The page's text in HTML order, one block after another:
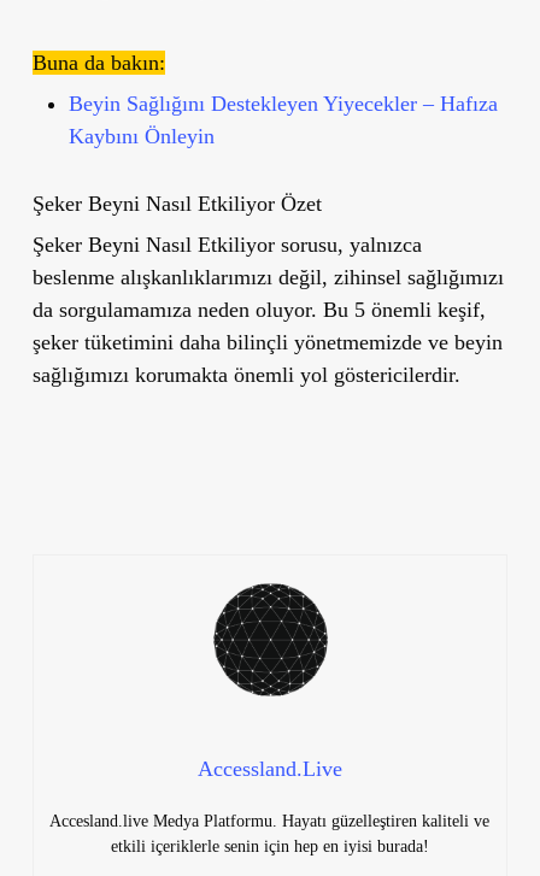
Buna da bakın:
Beyin Sağlığını Destekleyen Yiyecekler – Hafıza
Kaybını Önleyin
Şeker Beyni Nasıl Etkiliyor Özet
Şeker Beyni Nasıl Etkiliyor sorusu, yalnızca
beslenme alışkanlıklarımızı değil, zihinsel sağlığımızı
da sorgulamamıza neden oluyor. Bu 5 önemli keşif,
şeker tüketimini daha bilinçli yönetmemizde ve beyin
sağlığımızı korumakta önemli yol göstericilerdir.
Accessland.Live
Accesland.live Medya Platformu. Hayatı güzelleştiren kaliteli ve
etkili içeriklerle senin için hep en iyisi burada!